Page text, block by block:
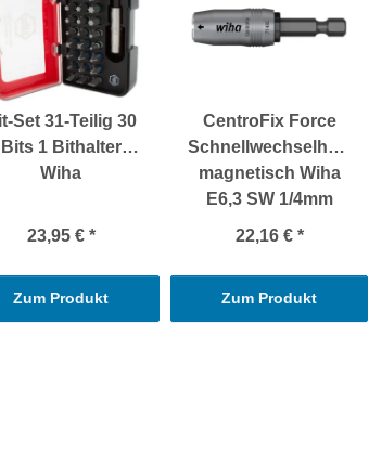
Set 31-Teilig 30
Bits 1 Bithalter
Wiha
23,95 € *
Zum Produkt
CentroFix Force
Schnellwechselhalter
magnetisch Wiha
E6,3 SW 1/4mm
22,16 € *
Zum Produkt